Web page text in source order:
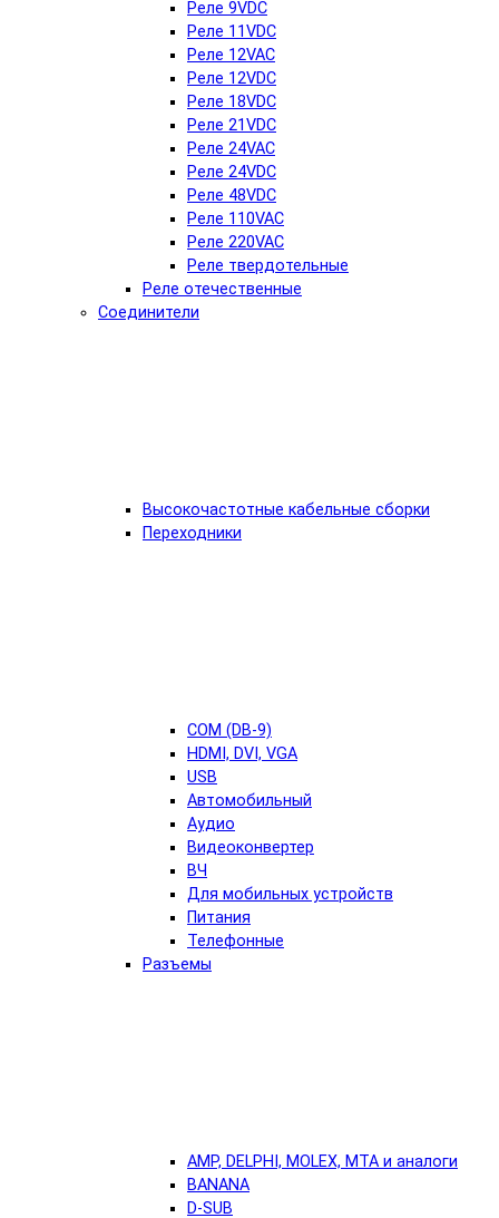
Реле 9VDC
Реле 11VDC
Реле 12VAC
Реле 12VDC
Реле 18VDC
Реле 21VDC
Реле 24VAC
Реле 24VDC
Реле 48VDC
Реле 110VAC
Реле 220VAC
Реле твердотельные
Реле отечественные
Соединители
Высокочастотные кабельные сборки
Переходники
COM (DB-9)
HDMI, DVI, VGA
USB
Автомобильный
Аудио
Видеоконвертер
ВЧ
Для мобильных устройств
Питания
Телефонные
Разъемы
AMP, DELPHI, MOLEX, MTA и аналоги
BANANA
D-SUB